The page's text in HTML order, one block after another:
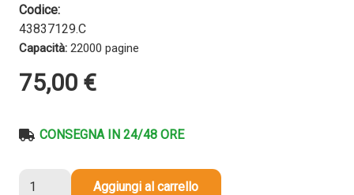
Codice:
43837129.C
Capacità: 22000 pagine
75,00 €
CONSEGNA IN 24/48 ORE
Aggiungi al carrello